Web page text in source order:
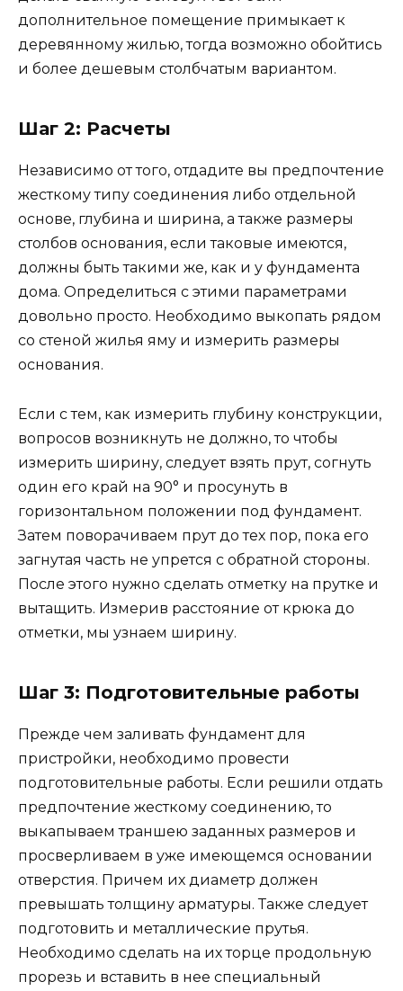
дополнительное помещение примыкает к
деревянному жилью, тогда возможно обойтись
и более дешевым столбчатым вариантом.
Шаг 2: Расчеты
Независимо от того, отдадите вы предпочтение
жесткому типу соединения либо отдельной
основе, глубина и ширина, а также размеры
столбов основания, если таковые имеются,
должны быть такими же, как и у фундамента
дома. Определиться с этими параметрами
довольно просто. Необходимо выкопать рядом
со стеной жилья яму и измерить размеры
основания.
Если с тем, как измерить глубину конструкции,
вопросов возникнуть не должно, то чтобы
измерить ширину, следует взять прут, согнуть
один его край на 90° и просунуть в
горизонтальном положении под фундамент.
Затем поворачиваем прут до тех пор, пока его
загнутая часть не упрется с обратной стороны.
После этого нужно сделать отметку на прутке и
вытащить. Измерив расстояние от крюка до
отметки, мы узнаем ширину.
Шаг 3: Подготовительные работы
Прежде чем заливать фундамент для
пристройки, необходимо провести
подготовительные работы. Если решили отдать
предпочтение жесткому соединению, то
выкапываем траншею заданных размеров и
просверливаем в уже имеющемся основании
отверстия. Причем их диаметр должен
превышать толщину арматуры. Также следует
подготовить и металлические прутья.
Необходимо сделать на их торце продольную
прорезь и вставить в нее специальный